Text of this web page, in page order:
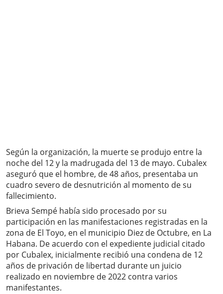
Según la organización, la muerte se produjo entre la
noche del 12 y la madrugada del 13 de mayo. Cubalex
aseguró que el hombre, de 48 años, presentaba un
cuadro severo de desnutrición al momento de su
fallecimiento.
Brieva Sempé había sido procesado por su
participación en las manifestaciones registradas en la
zona de El Toyo, en el municipio Diez de Octubre, en La
Habana. De acuerdo con el expediente judicial citado
por Cubalex, inicialmente recibió una condena de 12
años de privación de libertad durante un juicio
realizado en noviembre de 2022 contra varios
manifestantes.